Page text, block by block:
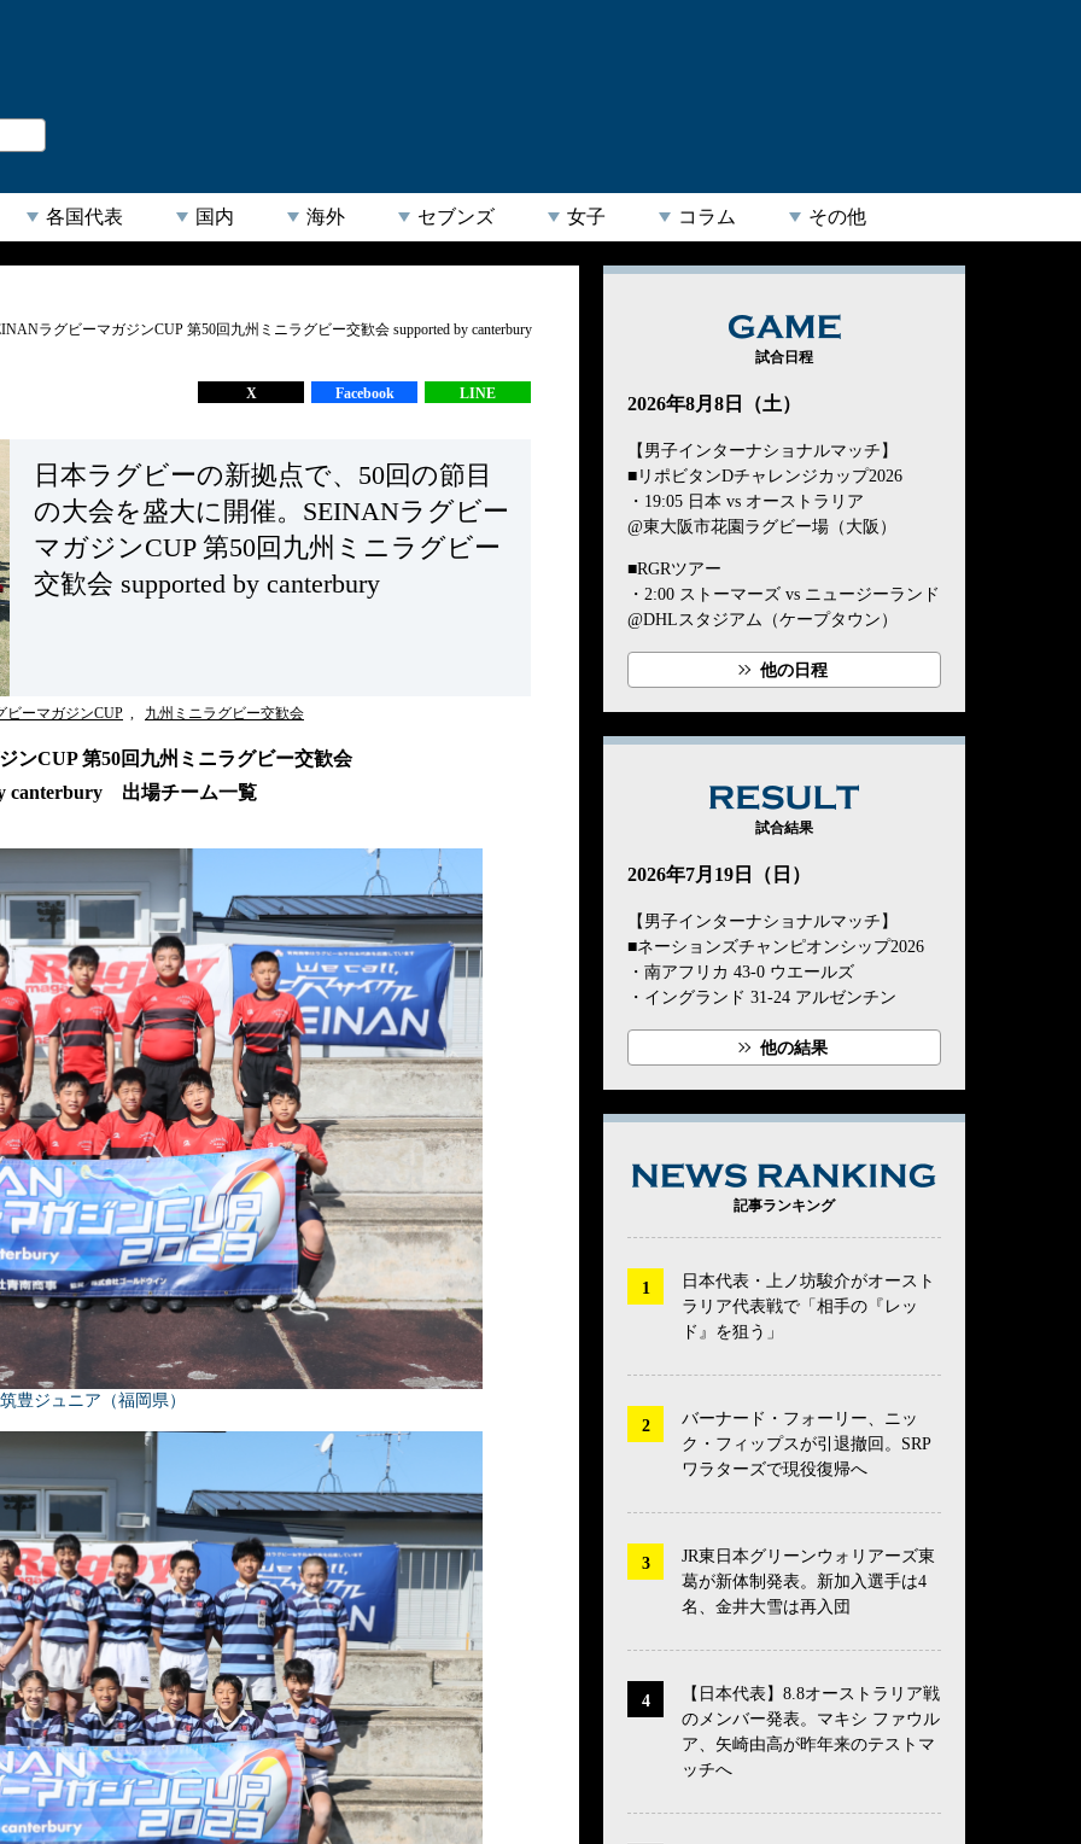
各国代表 国内 海外 セブンズ 女子 コラム その他
ラグビーマガジンCUP 第50回九州ミニラグビー交歓会 supported by canterbury
X Facebook LINE
日本ラグビーの新拠点で、50回の節目
の大会を盛大に開催。SEINANラグビー
マガジンCUP 第50回九州ミニラグビー
交歓会 supported by canterbury
ビーマガジンCUP , 九州ミニラグビー交歓会
ンCUP 第50回九州ミニラグビー交歓会
canterbury 出場チーム一覧
豊ジュニア（福岡県）
GAME
試合日程
2026年8月8日（土）
【男子インターナショナルマッチ】
■リポビタンDチャレンジカップ2026
・19:05 日本 vs オーストラリア
@東大阪市花園ラグビー場（大阪）
■RGRツアー
・2:00 ストーマーズ vs ニュージーランド
@DHLスタジアム（ケープタウン）
他の日程
試合結果
2026年7月19日（日）
【男子インターナショナルマッチ】
■ネーションズチャンピオンシップ2026
・南アフリカ 43-0 ウエールズ
・イングランド 31-24 アルゼンチン
他の結果
記事ランキング
日本代表・上ノ坊駿介がオースト
ラリア代表戦で「相手の『レッ
ド』を狙う」
バーナード・フォーリー、ニッ
ク・フィップスが引退撤回。SRP
ワラターズで現役復帰へ
JR東日本グリーンウォリアーズ東
葛が新体制発表。新加入選手は4
名、金井大雪は再入団
【日本代表】8.8オーストラリア戦
のメンバー発表。マキシ ファウル
ア、矢崎由高が昨年来のテストマ
ッチへ